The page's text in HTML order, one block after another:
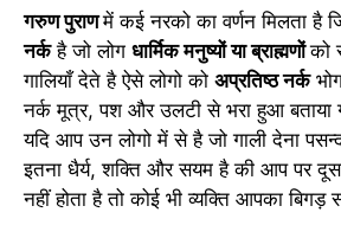
गरुण पुराणमें कई नरको का वर्णन मिलता है
नर्कहै जो लोग धार्मिक मनुष्यों या ब्राह्मणोंको
गालियाँ देते है ऐसे लोगो को अप्रतिष्ठ नर्क
नर्क मूत्र, पश और उलटी से भरा हुआ बताया
यदि आप उन लोगो में से है जो गाली देना
इतना धैर्य, शक्ति और सयम है की आप पर
नहीं होता है तो कोई भी व्यक्ति आपका बिगड़